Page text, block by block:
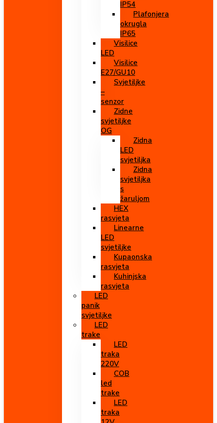
IP54
Plafonjera
okrugla
IP65
Visilice
LED
Visilice
E27/GU10
Svjetiljke
–
senzor
Zidne
svjetiljke
OG
Zidna
LED
svjetiljka
Zidna
svjetiljka
s
žaruljom
HEX
rasvjeta
Linearne
LED
svjetiljke
Kupaonska
rasvjeta
Kuhinjska
rasvjeta
LED
panik
svjetiljke
LED
trake
LED
traka
220V
COB
led
trake
LED
traka